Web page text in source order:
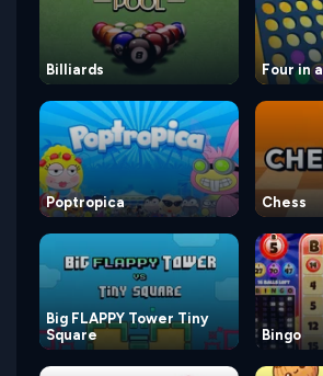
Billiards Four in
Poptropica Chess
Big FLAPPY Tower Tiny
Square
Bingo